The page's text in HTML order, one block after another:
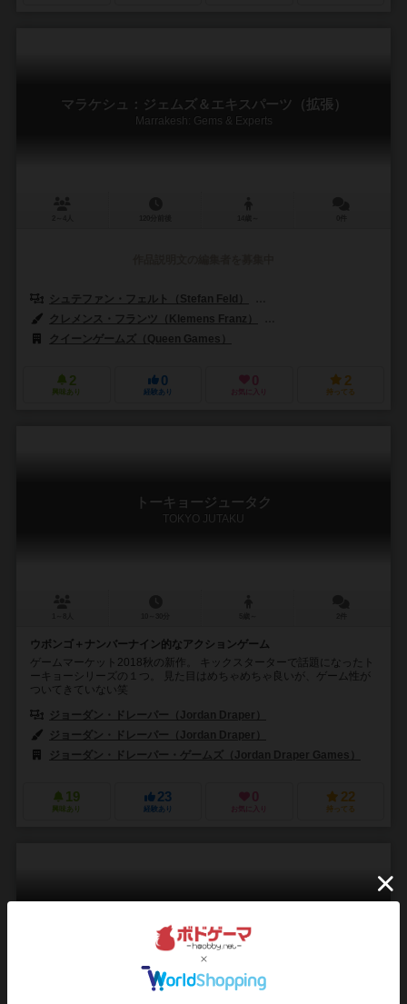
マラケシュ：ジェムズ＆エキスパーツ（拡張）
Marrakesh: Gems & Experts
シュテファン・フェルト（Stefan Feld）
クレメンス・フランツ（Klemens Franz）
クイーンゲームズ（Queen Games）
2
興味あり
0
経験あり
0
お気に入り
2
持ってる
トーキョージュータク
TOKYO JUTAKU
ウボンゴ＋ナンバーナイン的なアクションゲーム
ゲームマーケット2018秋の新作。 キックスターターで話題になったト
ーキョーシリーズの１つ。 見た目はめちゃめちゃ良いが、ゲーム性が
ついてきていない笑
ジョーダン・ドレーパー（Jordan Draper）
ジョーダン・ドレーパー（Jordan Draper）
ジョーダン・ドレーパー・ゲームズ（Jordan Draper Games）
19
興味あり
23
経験あり
0
お気に入り
22
持ってる
Saint Petersburg (second edition)